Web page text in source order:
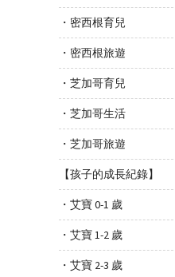
・密西根育兒
・密西根旅遊
・芝加哥育兒
・芝加哥生活
・芝加哥旅遊
【孩子的成長紀錄】
・艾寶 0-1 歲
・艾寶 1-2 歲
・艾寶 2-3 歲